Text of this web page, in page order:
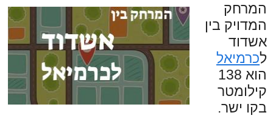
המרחק
המדויק בין
אשדוד
לכרמיאל
הוא 138
קילומטר
בקו ישר.